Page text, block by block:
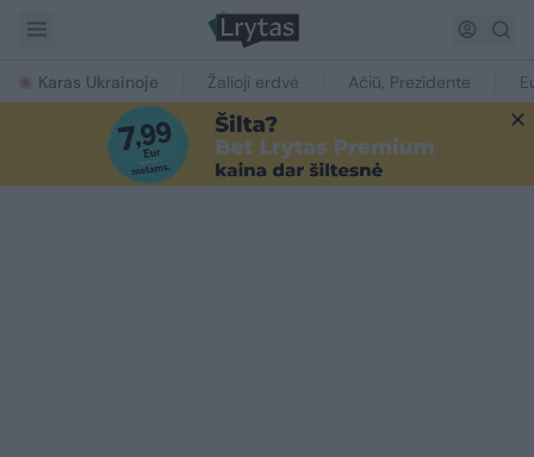
Karas Ukrainoje Žalioji erdvė Ačiū, Prezidente